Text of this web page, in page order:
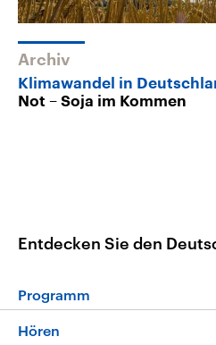
Archiv
Klimawandel in
Not – Soja im Kommen
Entdecken Sie den
Programm
Programm
Hören